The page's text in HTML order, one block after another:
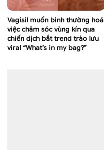
Vagisil muốn bình thường hoá
việc chăm sóc vùng kín qua
chiến dịch bắt trend trào lưu
viral “What’s in my bag?”